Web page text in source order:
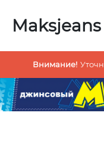
Maksjeans
Внимание!